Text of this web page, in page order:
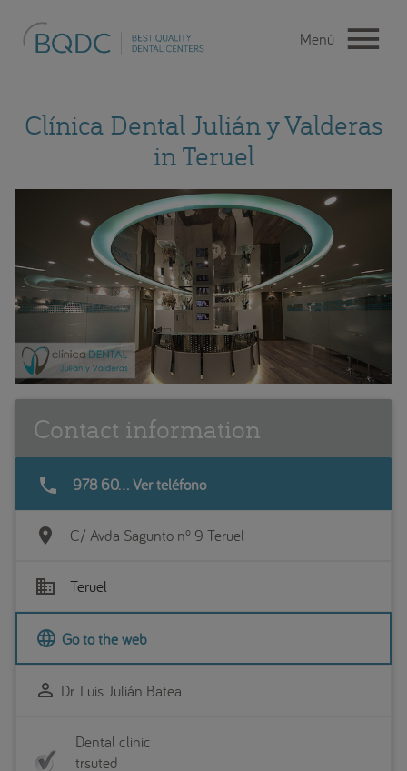
Clínica Dental Julián y Valderas
in Teruel
Contact information
phone 978 60... Ver teléfono
location_on C/ Avda Sagunto nº 9 Teruel
business Teruel
language Go to the web
perm_identity Dr. Luis Julián Batea
Dental clinic
trsuted